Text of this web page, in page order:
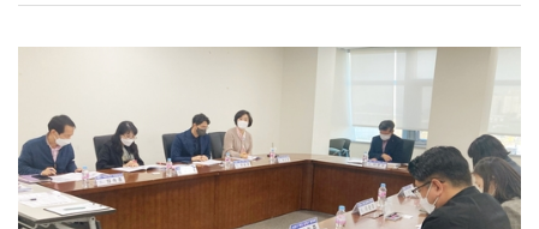
에도 불구하고 그들에게 선뜻…